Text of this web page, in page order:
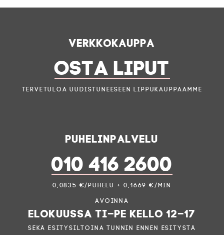
Verkkokauppa
OSTA LIPUT
Tervetuloa uudistuneeseen lippukauppaamme
Puhelinpalvelu
010 416 2600
0,0835 €/puhelu + 0,1669 €/min
Avoinna
elokuussa ti–pe kello 12–17
sekä esitysiltoina tunnin ennen esitystä